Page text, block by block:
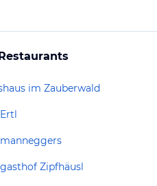
im Zauberwald
Zipfhäusl